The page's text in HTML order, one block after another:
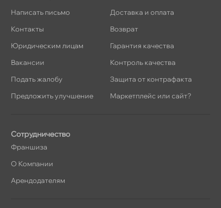
Написать письмо
Контакты
Юридическим лицам
акансии
Подать жалобу
Предложить улучшение
Доставка и оплата
озврат
Гарантия качества
Контроль качества
Защита от контрафакта
Маркетплейс или сайт?
Сотрудничество
Франшиза
О Компании
Арендодателям